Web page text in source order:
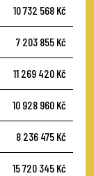
10 732 568 Kč
7 203 855 Kč
11 269 420 Kč
10 928 960 Kč
8 236 475 Kč
15 720 345 Kč